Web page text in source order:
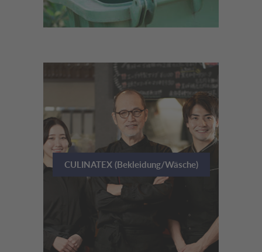
CULINATEX (Bekleidung/Wäsche)